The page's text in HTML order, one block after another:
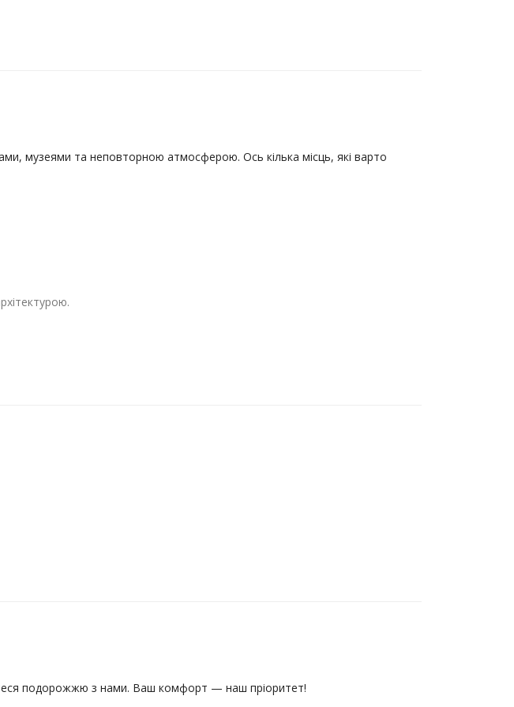
музеями та неповторною атмосферою. Ось кілька місць, які варто
подорожжю з нами. Ваш комфорт — наш пріоритет!